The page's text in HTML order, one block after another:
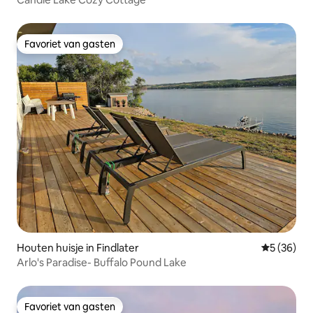
Favoriet van gasten
Favoriet van gasten
Houten huisje in Findlater
5 (36)
Arlo's Paradise- Buffalo Pound Lake
Favoriet van gasten